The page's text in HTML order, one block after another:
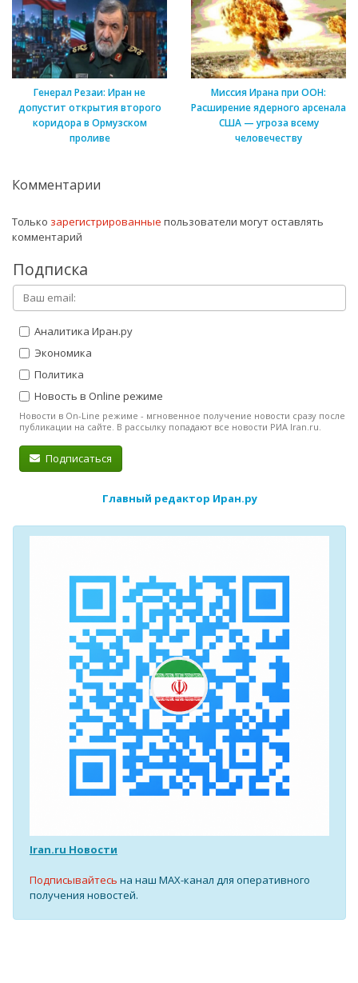
Генерал Резаи: Иран не
допустит открытия второго
коридора в Ормузском
проливе
Миссия Ирана при ООН:
Расширение ядерного арсенала
США — угроза всему
человечеству
Комментарии
Только зарегистрированные пользователи могут оставлять
комментарий
Подписка
Аналитика Иран.ру
Экономика
Политика
Новость в Online режиме
Новости в On-Line режиме - мгновенное получение новости сразу после
публикации на сайте. В рассылку попадают все новости РИА Iran.ru.
Подписаться
Главный редактор Иран.ру
Iran.ru Новости
Подписывайтесь на наш MAX-канал для оперативного
получения новостей.